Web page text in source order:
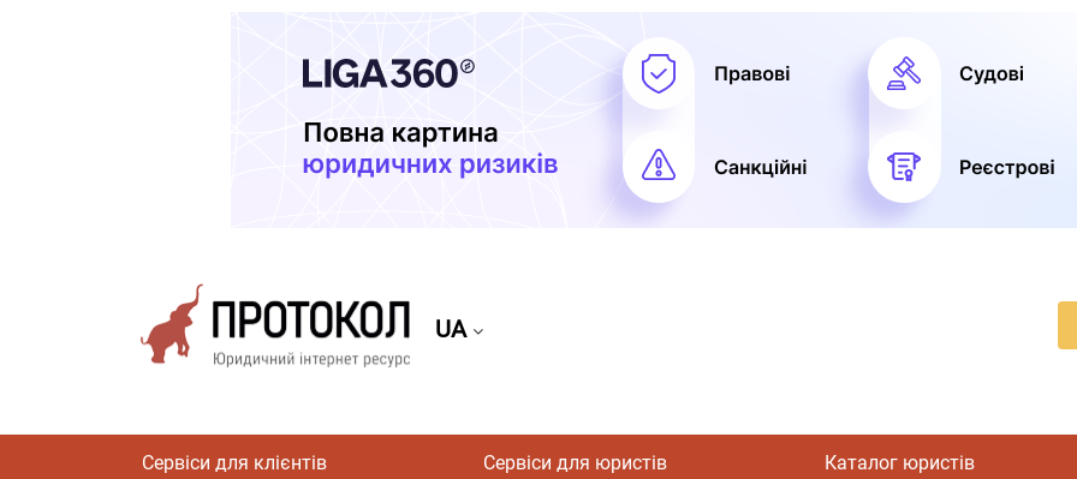
UA
Сервіси для клієнтів Сервіси для юристів Каталог юристів